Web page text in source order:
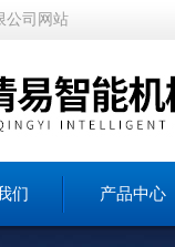
公司网站
们 产品中心